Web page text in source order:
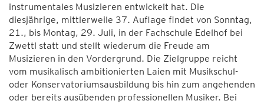
instrumentales Musizieren entwickelt hat. Die
diesjährige, mittlerweile 37. Auflage findet von Sonntag,
21., bis Montag, 29. Juli, in der Fachschule Edelhof bei
Zwettl statt und stellt wiederum die Freude am
Musizieren in den Vordergrund. Die Zielgruppe reicht
vom musikalisch ambitionierten Laien mit Musikschul-
oder Konservatoriumsausbildung bis hin zum angehenden
oder bereits ausübenden professionellen Musiker. Bei